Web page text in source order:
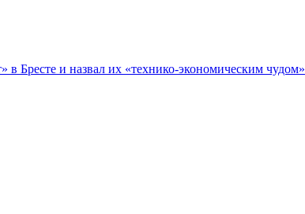
в Бресте и назвал их «технико-экономическим чудом»